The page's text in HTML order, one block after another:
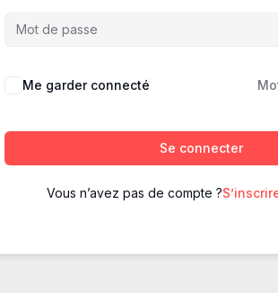
Me garder connecté
Se connecter
Vous n’avez pas de compte ?